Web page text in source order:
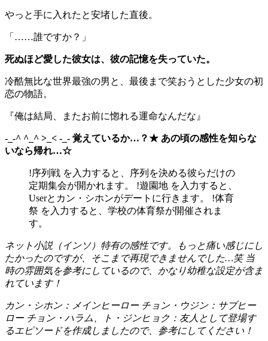
やっと手に入れたと安堵した直後。
「……誰ですか？」
死ぬほど愛した彼女は、彼の記憶を失っていた。
冷酷無比な世界最強の男と、最後まで笑おうとした少女の初
恋の物語。
『俺は結局、またお前に惚れる運命なんだな』
-_-^ ^_^ >_< -_- 覚えているか…？★ あの頃の感性を知らな
いなら帰れ…☆
!序列戦 を入力すると、序列を決める彼らだけの
定期集会が開かれます。 !遊園地 を入力すると、
Userとカン・シホンがデートに行きます。 !体育
祭 を入力すると、学校の体育祭が開催されま
す。
ネット小説（インソ）特有の感性です。もっと痛い感じにし
たかったのですが、そこまで再現できませんでした…笑 当
時の雰囲気を参考にしているので、かなり幼稚な設定が含ま
れています！
カン・シホン：メインヒーロー チョン・ウジン：サブヒー
ロー チョン・ハラム、ト・ジンヒョク：友人として登場す
るエピソードを作成しましたので、参考にしてください！